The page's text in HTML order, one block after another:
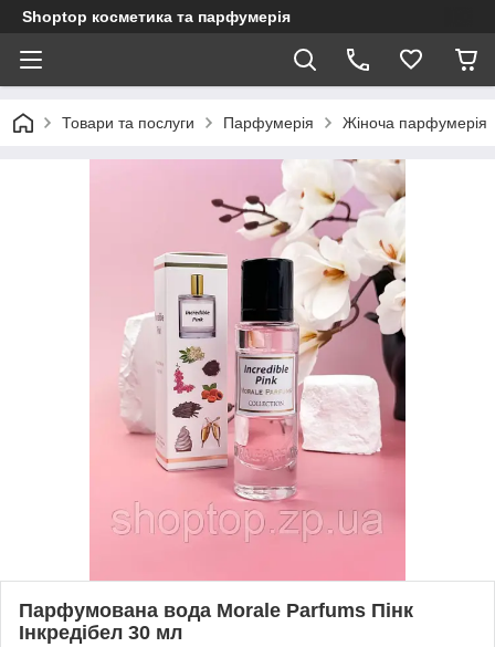
Shoptop косметика та парфумерія
Товари та послуги Парфумерія Жіноча парфумерія
Парфумована вода Morale Parfums Пінк
Інкредібел 30 мл